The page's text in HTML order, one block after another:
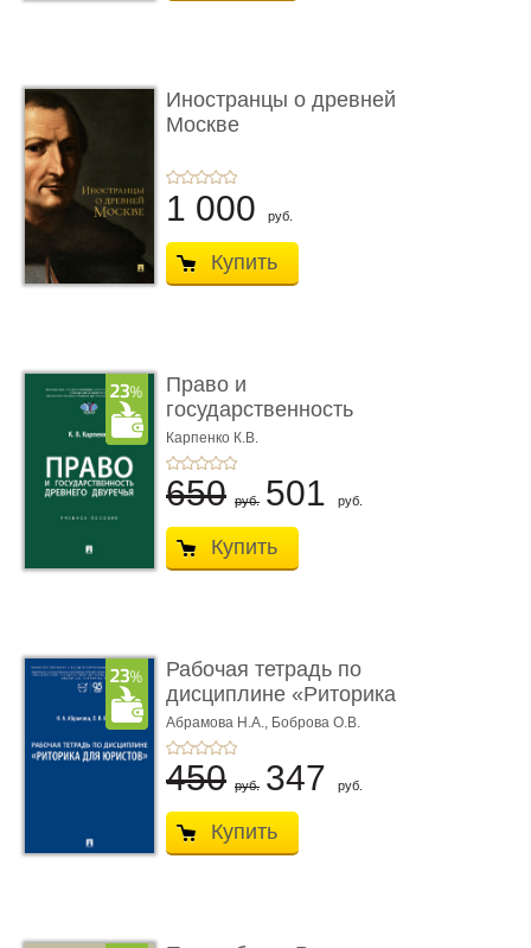
Иностранцы о древней
Москве
1 000 руб.
Купить
Право и
государственность
Древнего Двуречья. �
...
Карпенко К.В.
650 руб. 501 руб.
Купить
Рабочая тетрадь по
дисциплине «Риторика
для ю� ...
Абрамова Н.А., Боброва О.В.
450 руб. 347 руб.
Купить